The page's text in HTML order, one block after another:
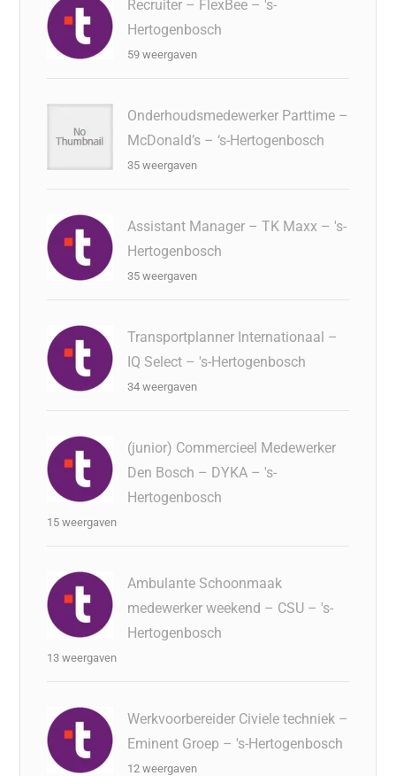
Recruiter – FlexBee – 's-
Hertogenbosch
59 weergaven
Onderhoudsmedewerker Parttime –
McDonald’s – ‘s-Hertogenbosch
35 weergaven
Assistant Manager – TK Maxx – 's-
Hertogenbosch
35 weergaven
Transportplanner Internationaal –
IQ Select – 's-Hertogenbosch
34 weergaven
(junior) Commercieel Medewerker
Den Bosch – DYKA – 's-
Hertogenbosch
15 weergaven
Ambulante Schoonmaak
medewerker weekend – CSU – 's-
Hertogenbosch
13 weergaven
Werkvoorbereider Civiele techniek –
Eminent Groep – 's-Hertogenbosch
12 weergaven